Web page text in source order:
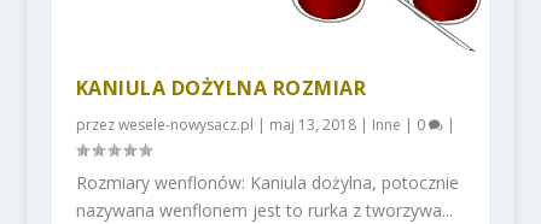
KANIULA DOŻYLNA ROZMIAR
przezwesele-nowysacz.pl maj 13, 2018| Inne 0 |
Rozmiary wenflonów: Kaniula dożylna, potocznie
nazywana wenflonem jest to rurka z tworzywa...